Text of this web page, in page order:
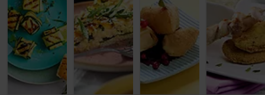
козе
сирене
До 30 минути
Начинаещи
До 60 минути
Начинаещи
До 30 минути
Начинаещи